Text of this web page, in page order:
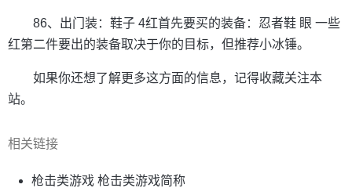
86、出门装：鞋子 4红首先要买的装备：忍者鞋 眼 一些
红第二件要出的装备取决于你的目标，但推荐小冰锤。
如果你还想了解更多这方面的信息，记得收藏关注本
站。
相关链接
枪击类游戏 枪击类游戏简称